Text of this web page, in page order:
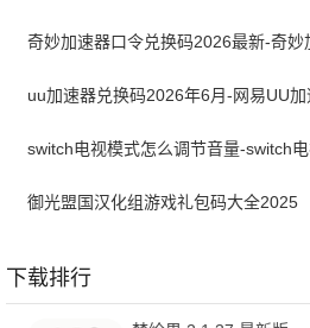
御光盟国汉化组游戏礼包码大全2025
下载排行